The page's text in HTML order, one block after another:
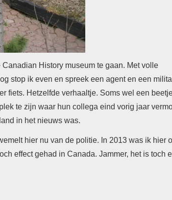
History museum te gaan. Met volle
stop ik even en spreek een agent en een
fiets. Hetzelfde verhaaltje. Soms wel een
te zijn waar hun collega eind vorig jaar
in het nieuws was.
hier nu van de politie. In 2013 was ik hier
effect gehad in Canada. Jammer, het is toch